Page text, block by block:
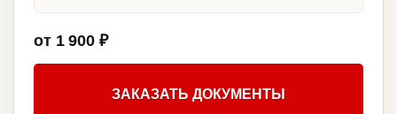
от 1 900 ₽
ЗАКАЗАТЬ ДОКУМЕНТЫ